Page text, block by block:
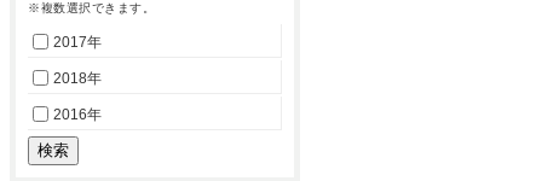
※複数選択できます。
2017年
2018年
2016年